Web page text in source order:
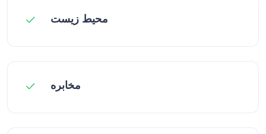
محيط زيست
مخابره